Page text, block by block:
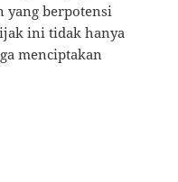
yang berpotensi
ini tidak hanya
menciptakan